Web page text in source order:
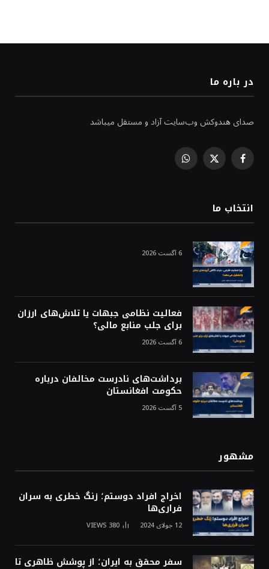
در باره ما
صدای هندوکش وب‌سایت آزاد و مستقل میباشد
Facebook
X
WhatsApp
انتخاب ما
6 آگست 2026
فعالیت نظامی جبهات یا تلاش‌های ارزان
برای جلب منابع مالی؟
6 آگست 2026
برداشت‌های نادرست مخالفان درباره
حکومت افغانستان
5 آگست 2026
مشهور
اخراج افراد دوستم؛ زنگ خطری به سران
فراری‌ها
12 جولای 2024 380
VIEWS
سفر محقق به ایران؛ از پوشش ظاهری تا